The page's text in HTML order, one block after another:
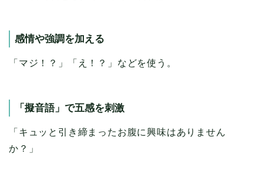
感情や強調を加える
「マジ！？」「え！？」などを使う。
「擬音語」で五感を刺激
「キュッと引き締まったお腹に興味はありません
か？」